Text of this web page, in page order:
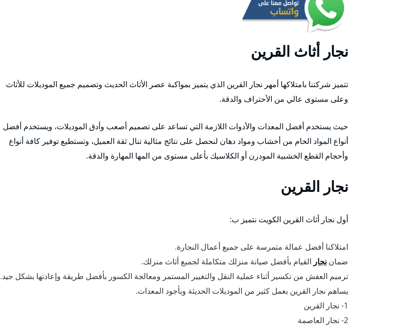
نجار أثاث القرين
تتميز شركتنا بامتلاكها أمهر نجار القرين الذي يتميز بمواكبة عصر الأثاث الحديث وتصميم جميع الموديلات للأثاث
وعلى مستوى عالي من الأحتراف والدقة.
حيث يستخدم أفضل المعدات والأدوات اللازمة التي تساعد على تصميم أصعب وأدق الموديلات، ويستخدم أفضل
أنواع المواد الخام من أخشاب ومواد دهان لنحصل على نتائج مثالية تنال ثقة العميل، وتستطيع توفير كافة أنواع
وأحجام القطع الخشبية المودرن أو الكلاسيك بأعلى مستوى من المها المهارة والدقة.
نجار القرين
أول نجار أثاث القرين الكويت نتميز ب:
امتلاكنا أفضل عمالة متمرسة على جميع أعمال النجارة.
ضمان نجار القيام بأفضل صيانة منزلك متكاملة لجميع أثاث منزلك.
ترميم العفش من تكسير أثناء عملية النقل والتغيير المستمر ومعالجة الكسور بأفضل طريقة وإعادتها بشكل جيد.
يساهم نجار القرين بعمل كثير من الموديلات الحديثة وبأجود المعدات.
1- نجار القرين
2- نجار العاصمة